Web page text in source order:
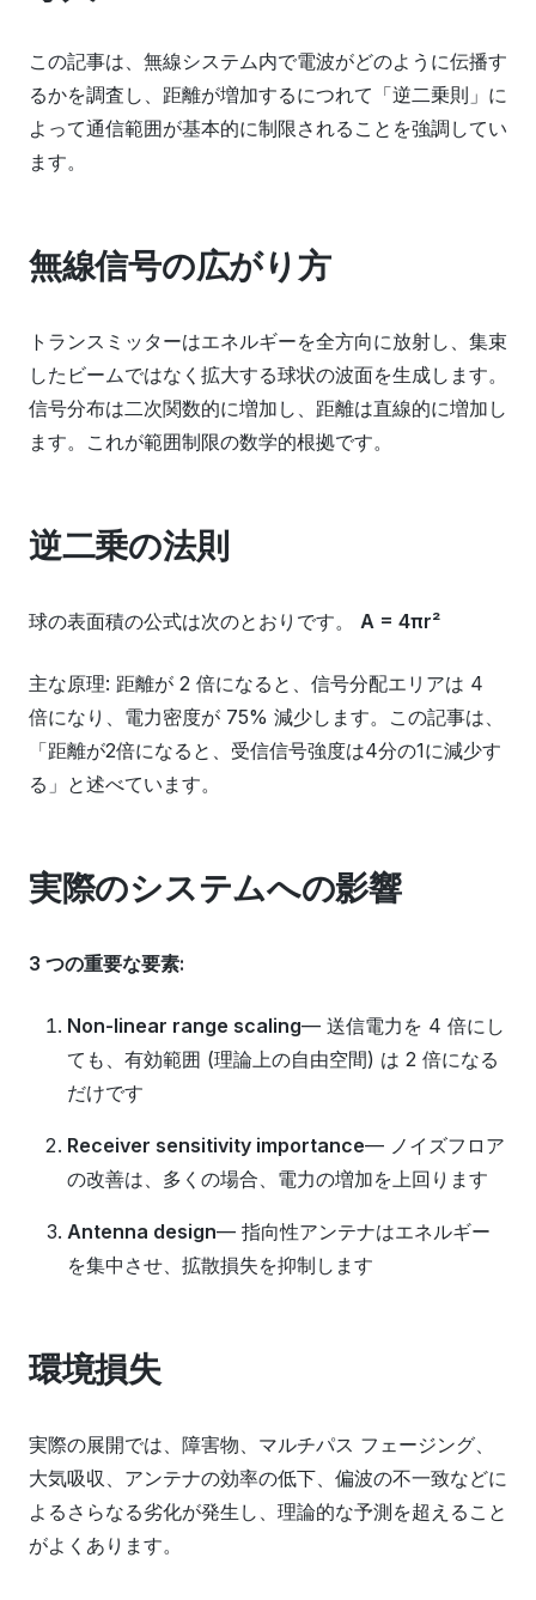
この記事は、無線システム内で電波がどのように伝播す
るかを調査し、距離が増加するにつれて「逆二乗則」に
よって通信範囲が基本的に制限されることを強調してい
ます。
無線信号の広がり方
トランスミッターはエネルギーを全方向に放射し、集束
したビームではなく拡大する球状の波面を生成します。
信号分布は二次関数的に増加し、距離は直線的に増加し
ます。これが範囲制限の数学的根拠です。
逆二乗の法則
球の表面積の公式は次のとおりです。 A = 4πr²
主な原理: 距離が 2 倍になると、信号分配エリアは 4
倍になり、電力密度が 75% 減少します。この記事は、
「距離が2倍になると、受信信号強度は4分の1に減少す
る」と述べています。
実際のシステムへの影響
3 つの重要な要素:
Non-linear range scaling— 送信電力を 4 倍にし
ても、有効範囲 (理論上の自由空間) は 2 倍になる
だけです
Receiver sensitivity importance— ノイズフロア
の改善は、多くの場合、電力の増加を上回ります
Antenna design— 指向性アンテナはエネルギー
を集中させ、拡散損失を抑制します
環境損失
実際の展開では、障害物、マルチパス フェージング、
大気吸収、アンテナの効率の低下、偏波の不一致などに
よるさらなる劣化が発生し、理論的な予測を超えること
がよくあります。